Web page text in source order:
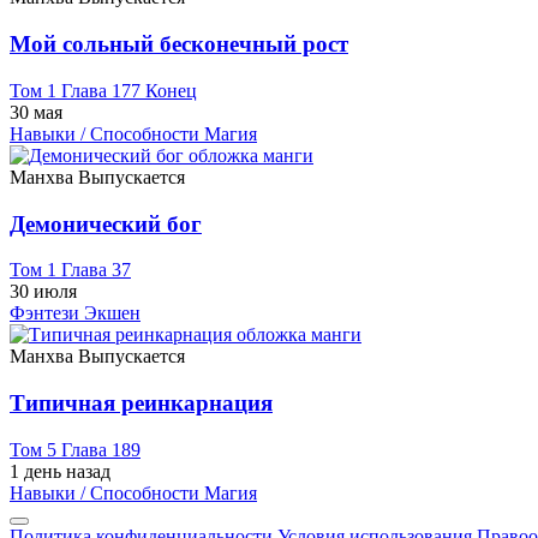
Мой сольный бесконечный рост
Том 1 Глава 177 Конец
30 мая
Навыки / Способности Магия
Манхва Выпускается
Демонический бог
Том 1 Глава 37
30 июля
Фэнтези Экшен
Манхва Выпускается
Типичная реинкарнация
Том 5 Глава 189
1 день назад
Навыки / Способности Магия